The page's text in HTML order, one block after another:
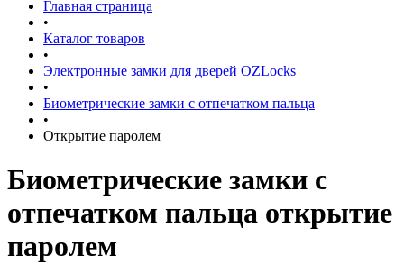
Главная страница
•
Каталог товаров
•
Электронные замки для дверей OZLocks
•
Биометрические замки с отпечатком пальца
•
Открытие паролем
Биометрические замки с
отпечатком пальца открытие
паролем